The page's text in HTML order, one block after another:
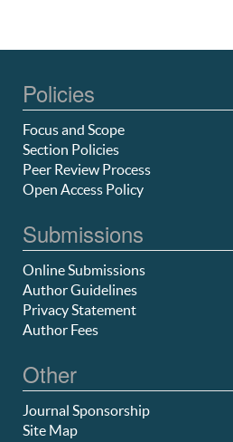
Policies
Focus and Scope
Section Policies
Peer Review Process
Open Access Policy
Submissions
Online Submissions
Author Guidelines
Privacy Statement
Author Fees
Other
Journal Sponsorship
Site Map